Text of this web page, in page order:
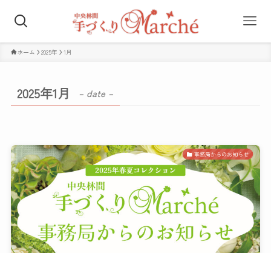
ホーム 2025年 1月
2025年1月 – date –
事務局からのお知らせ